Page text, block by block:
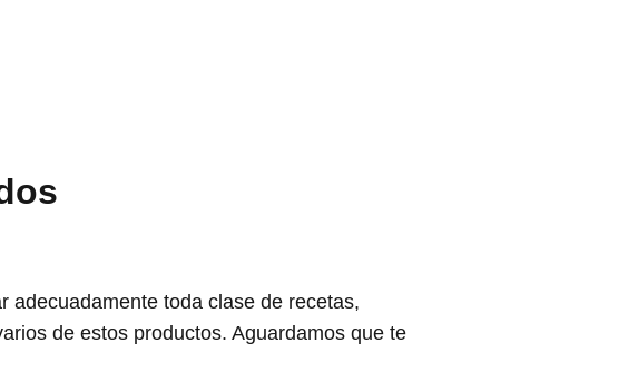
adecuadamente toda clase de recetas,
de estos productos. Aguardamos que te